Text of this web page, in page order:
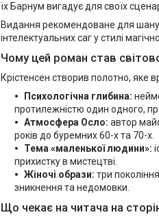
їх Барнум вигадує для своїх
Видання рекомендоване для
інтелектуальних саг у стилі
Чому цей роман став
Крістенсен створив полотно, яке
Психологічна глибина:
протилежністю один одного,
Атмосфера Осло: автор
років до буремних 60-х та 70-х.
Тема «маленької людини»:
прихистку в мистецтві.
Жіночі образи: три
зникнення та недомовки.
Що чекає на читача на